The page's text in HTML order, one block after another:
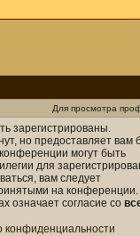
Для просмотра
зарегистрированы.
но предоставляет вам
могут быть
для
вам следует
на конференции.
означает согласие со
конфиденциальности